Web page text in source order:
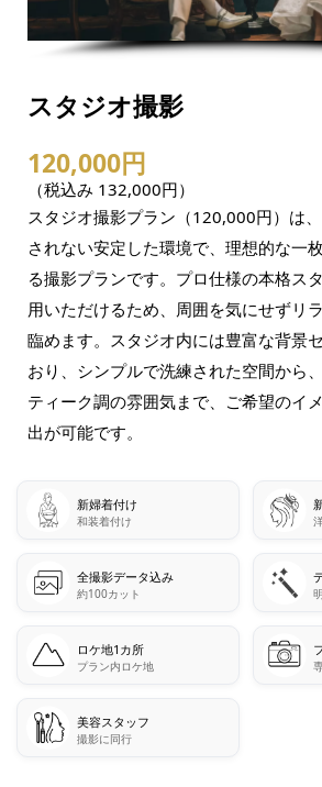
スタジオ撮影
120,000円
（税込み 132,000円）
スタジオ撮影プラン（120,000円）は
されない安定した環境で、理想的な一
る撮影プランです。プロ仕様の本格ス
用いただけるため、周囲を気にせずリ
臨めます。スタジオ内には豊富な背景
おり、シンプルで洗練された空間から
ティーク調の雰囲気まで、ご希望のイ
出が可能です。
新婦着付け
和装着付け
全撮影データ込み
約100カット
ロケ地1カ所
プラン内ロケ地
美容スタッフ
撮影に同行